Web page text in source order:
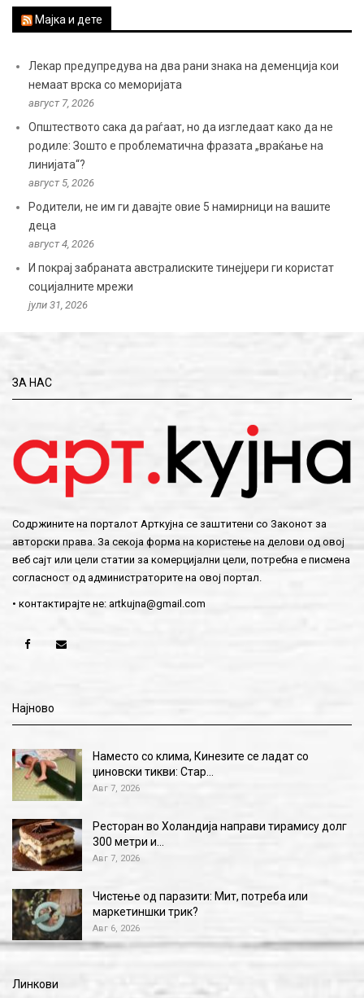
Мајка и дете
Лекар предупредува на два рани знака на деменција кои
немаат врска со меморијата
август 7, 2026
Општеството сака да раѓаат, но да изгледаат како да не
родиле: Зошто е проблематична фразата „враќање на
линијата“?
август 5, 2026
Родители, не им ги давајте овие 5 намирници на вашите
деца
август 4, 2026
И покрај забраната австралиските тинејџери ги користат
социјалните мрежи
јули 31, 2026
ЗА НАС
Содржините на порталот Арткујна се заштитени со Законот за
авторски права. За секоја форма на користење на делови од овој
веб сајт или цели статии за комерцијални цели, потребна е писмена
согласност од администраторите на овој портал.
• контактирајте не: artkujna@gmail.com
Најново
Наместо со клима, Кинезите се ладат со
џиновски тикви: Стар…
Авг 7, 2026
Ресторан во Холандија направи тирамису долг
300 метри и…
Авг 7, 2026
Чистење од паразити: Мит, потреба или
маркетиншки трик?
Авг 6, 2026
Линкови